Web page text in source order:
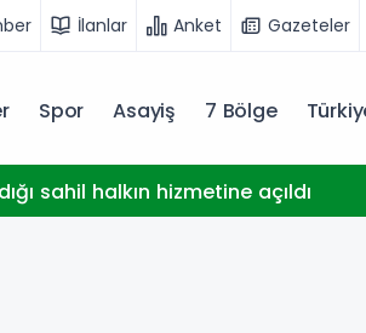
İlanlar Anket Gazeteler
Spor Asayiş 7 Bölge
sahil halkın hizmetine açıldı